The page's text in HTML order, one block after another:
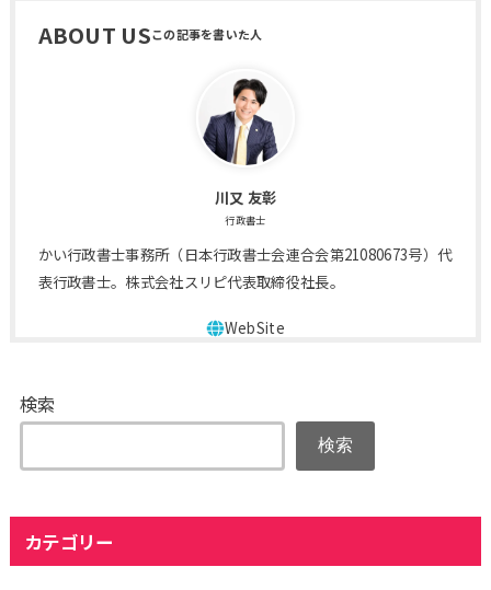
ABOUT US
川又 友彰
行政書士
かい行政書士事務所（日本行政書士会連合会第21080673号）代
表行政書士。株式会社スリピ代表取締役社長。
検索
検索
カテゴリー